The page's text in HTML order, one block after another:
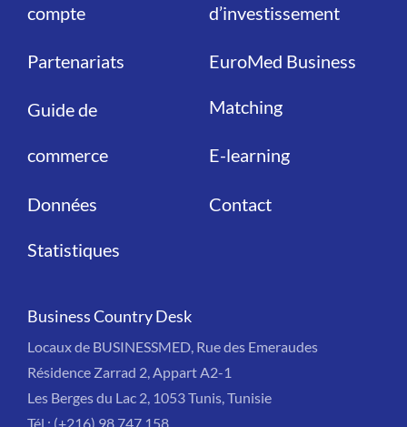
compte
Partenariats
Guide de
commerce
Données
Statistiques
d’investissement
EuroMed Business
Matching
E-learning
Contact
Business Country Desk
Locaux de BUSINESSMED, Rue des Emeraudes
Résidence Zarrad 2, Appart A2-1
Les Berges du Lac 2, 1053 Tunis, Tunisie
Tél : (+216) 98 747 158